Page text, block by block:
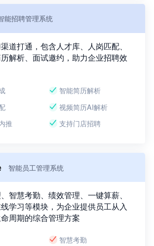
能招聘管理系统
道打通，包含人才库、人岗匹配、
解析、面试邀约，助力企业招聘效
智能简历解析
视频简历AI解析
推
支持门店招聘
智能员工管理系统
智慧考勤、绩效管理、一键算薪、
学习等模块，为企业提供员工从入
周期的综合管理方案
智慧考勤